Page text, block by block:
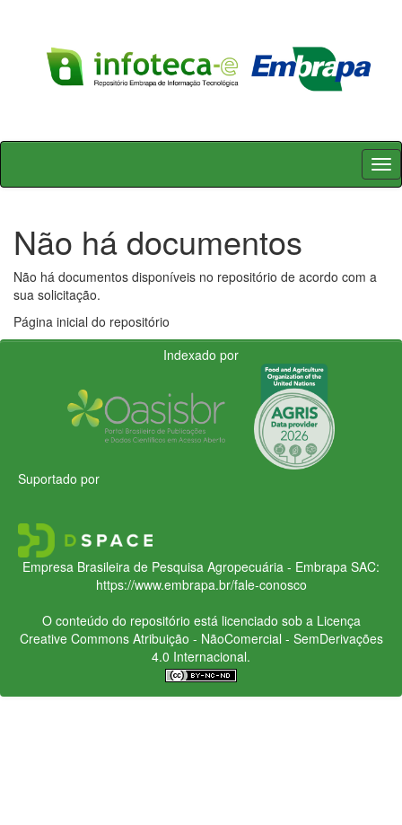
Skip
Não há documentos
Não há documentos disponíveis no repositório de acordo com a
sua solicitação.
Página inicial do repositório
Indexado por
Suportado por
Empresa Brasileira de Pesquisa Agropecuária - Embrapa SAC:
https://www.embrapa.br/fale-conosco
O conteúdo do repositório está licenciado sob a Licença
Creative CommonsAtribuição - NãoComercial - SemDerivações
4.0 Internacional.